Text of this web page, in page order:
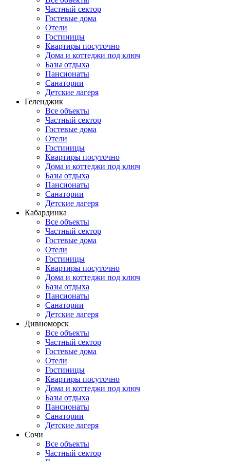
Частный сектор
Гостевые дома
Отели
Гостиницы
Квартиры посуточно
Дома и коттеджи под ключ
Базы отдыха
Пансионаты
Санатории
Детские лагеря
Геленджик
Все объекты
Частный сектор
Гостевые дома
Отели
Гостиницы
Квартиры посуточно
Дома и коттеджи под ключ
Базы отдыха
Пансионаты
Санатории
Детские лагеря
Кабардинка
Все объекты
Частный сектор
Гостевые дома
Отели
Гостиницы
Квартиры посуточно
Дома и коттеджи под ключ
Базы отдыха
Пансионаты
Санатории
Детские лагеря
Дивноморск
Все объекты
Частный сектор
Гостевые дома
Отели
Гостиницы
Квартиры посуточно
Дома и коттеджи под ключ
Базы отдыха
Пансионаты
Санатории
Детские лагеря
Сочи
Все объекты
Частный сектор